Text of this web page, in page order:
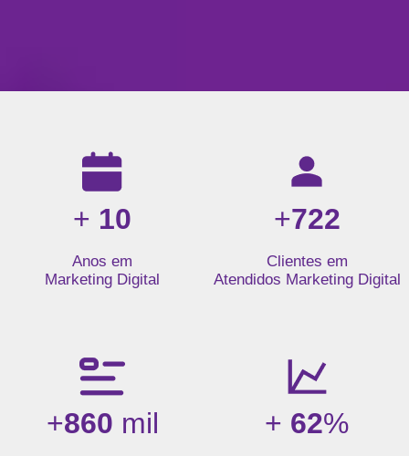
Resultados da nossa agência de marketing digital: mais
+ 10
Anos em
Marketing Digital
+722
Clientes em
Atendidos Marketing Digital
+860 mil + 62%